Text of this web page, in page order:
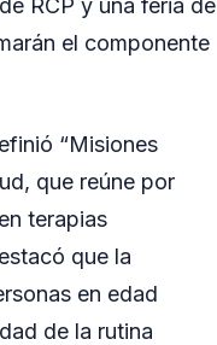
el componente
“Misiones
que reúne por
terapias
que la
en edad
de la rutina